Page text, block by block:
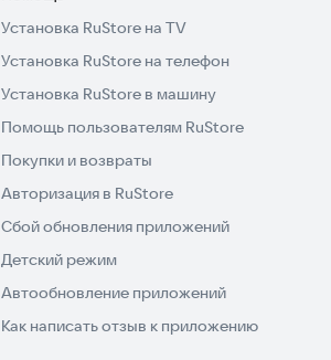
Установка RuStore на TV
Установка RuStore на телефон
Установка RuStore в машину
Помощь пользователям RuStore
Покупки и возвраты
Авторизация в RuStore
Сбой обновления приложений
Детский режим
Автообновление приложений
Как написать отзыв к приложению